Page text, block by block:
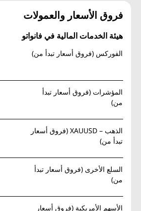
فروق الأسعار والعمولات
هيئة الخدمات المالية في فانواتو
الفوركس (فروق أسعار تبدأ من)
المؤشرات (فروق أسعار تبدأ
من)
الذهب – XAUUSD (فروق أسعار
تبدأ من)
السلع الأخرى (فروق أسعار تبدأ
من)
الأسهم الأمريكية (فروق أسعار